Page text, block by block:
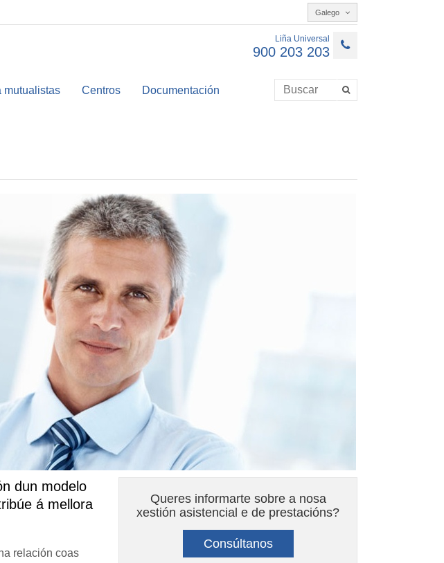
Galego
Liña Universal
900 203 203
mutualistas Centros Documentación
dun modelo
á mellora
relación coas
Queres informarte sobre a nosa
xestión asistencial e de prestacións?
Consúltanos